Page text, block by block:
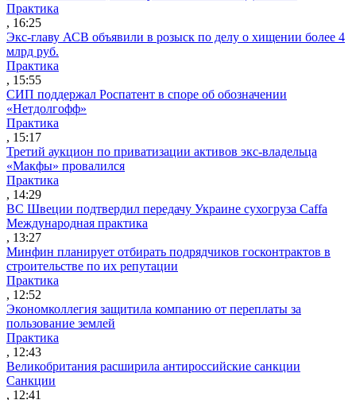
Практика
, 16:25
Экс-главу АСВ объявили в розыск по делу о хищении более 4
млрд руб.
Практика
, 15:55
СИП поддержал Роспатент в споре об обозначении
«Нетдолгофф»
Практика
, 15:17
Третий аукцион по приватизации активов экс-владельца
«Макфы» провалился
Практика
, 14:29
ВС Швеции подтвердил передачу Украине сухогруза Caffa
Международная практика
, 13:27
Минфин планирует отбирать подрядчиков госконтрактов в
строительстве по их репутации
Практика
, 12:52
Экономколлегия защитила компанию от переплаты за
пользование землей
Практика
, 12:43
Великобритания расширила антироссийские санкции
Санкции
, 12:41